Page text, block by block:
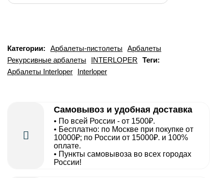
Категории: Арбалеты-пистолеты
Арбалеты
Рекурсивные арбалеты
INTERLOPER
Теги:
Арбалеты Interloper
Interloper
Самовывоз и удобная доставка
• По всей России - от 1500₽.
• Бесплатно: по Москве при покупке от
10000₽; по России от 15000₽. и 100%
оплате.
• Пункты самовывоза во всех городах
России!